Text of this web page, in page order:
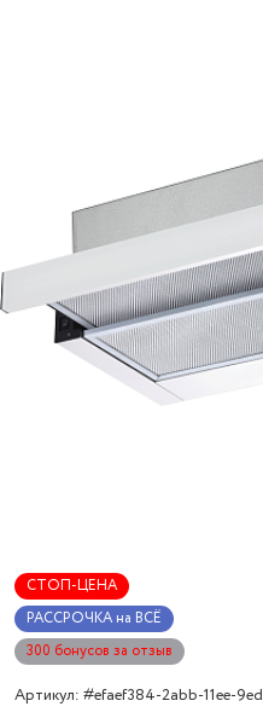
СТОП-ЦЕНА
РАССРОЧКА на ВСЁ
300 бонусов за отзыв
Артикул: #efaef384-2abb-11ee-